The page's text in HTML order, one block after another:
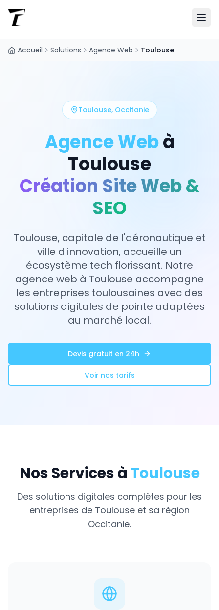
Accueil Solutions Agence Web Toulouse
Toulouse, Occitanie
Agence Webà
Toulouse
Création Site Web &
SEO
Toulouse, capitale de l'aéronautique et
ville d'innovation, accueille un
écosystème tech florissant. Notre
agence web à Toulouse accompagne
les entreprises toulousaines avec des
solutions digitales de pointe adaptées
au marché local.
Devis gratuit en 24h
Voir nos tarifs
Nos Services à Toulouse
Des solutions digitales complètes pour les
entreprises de Toulouse et sa région
Occitanie.